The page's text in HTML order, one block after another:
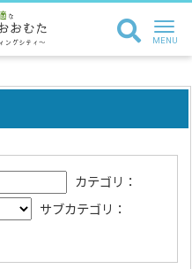
カテゴリ：
サブカテゴリ：